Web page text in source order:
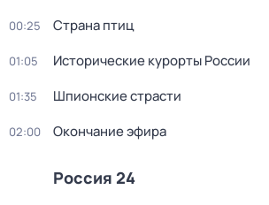
00:25 Страна птиц
01:05 Исторические курорты России
01:35 Шпионские страсти
02:00 Окончание эфира
Россия 24